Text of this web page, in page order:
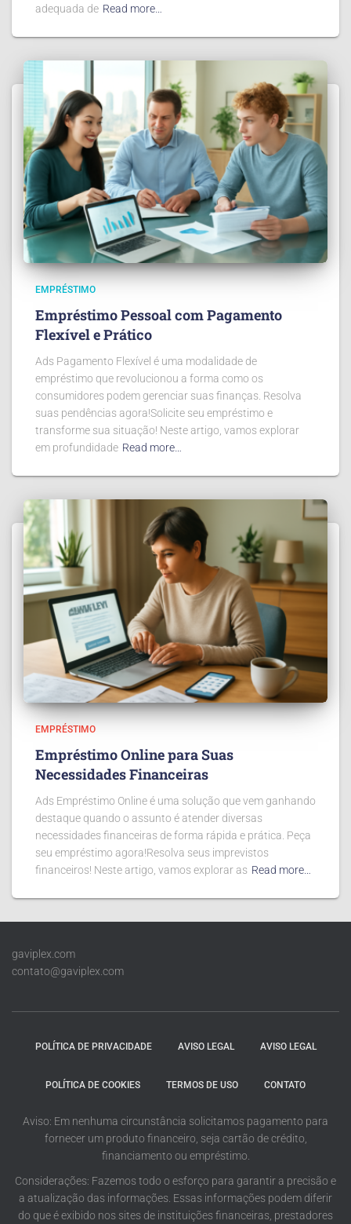
adequada de Read more…
EMPRÉSTIMO
Empréstimo Pessoal com Pagamento
Flexível e Prático
Ads Pagamento Flexível é uma modalidade de
empréstimo que revolucionou a forma como os
consumidores podem gerenciar suas finanças. Resolva
suas pendências agora!Solicite seu empréstimo e
transforme sua situação! Neste artigo, vamos explorar
em profundidade Read more…
EMPRÉSTIMO
Empréstimo Online para Suas
Necessidades Financeiras
Ads Empréstimo Online é uma solução que vem ganhando
destaque quando o assunto é atender diversas
necessidades financeiras de forma rápida e prática. Peça
seu empréstimo agora!Resolva seus imprevistos
financeiros! Neste artigo, vamos explorar as Read more…
gaviplex.com
contato@gaviplex.com
POLÍTICA DE PRIVACIDADE AVISO LEGAL AVISO LEGAL
POLÍTICA DE COOKIES TERMOS DE USO CONTATO
Aviso: Em nenhuma circunstância solicitamos pagamento para
fornecer um produto financeiro, seja cartão de crédito,
financiamento ou empréstimo.
Considerações: Fazemos todo o esforço para garantir a precisão e
a atualização das informações. Essas informações podem diferir
do que é exibido nos sites de instituições financeiras, prestadores